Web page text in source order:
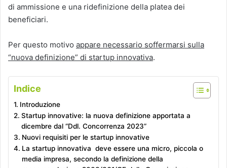
di ammissione e una ridefinizione della platea dei
beneficiari.
Per questo motivo appare necessario soffermarsi sulla
“nuova definizione” di startup innovativa.
Indice
Introduzione
Startup innovative: la nuova definizione apportata a
dicembre dal “Ddl. Concorrenza 2023”
Nuovi requisiti per le startup innovative
La startup innovativa deve essere una micro, piccola o
media impresa, secondo la definizione della